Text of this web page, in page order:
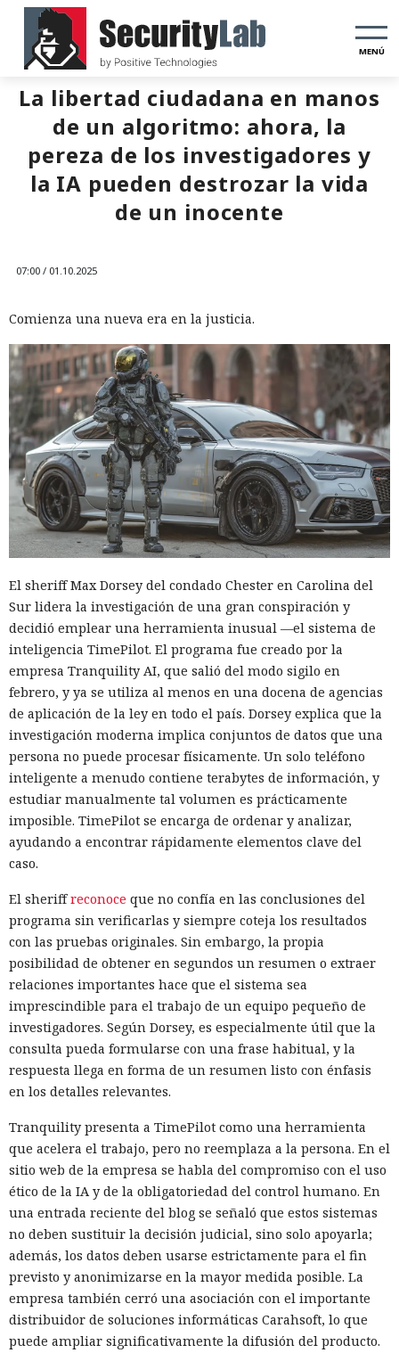
MENÚ
La libertad ciudadana en manos
de un algoritmo: ahora, la
pereza de los investigadores y
la IA pueden destrozar la vida
de un inocente
07:00 / 01.10.2025
Comienza una nueva era en la justicia.
El sheriff Max Dorsey del condado Chester en Carolina del
Sur lidera la investigación de una gran conspiración y
decidió emplear una herramienta inusual —el sistema de
inteligencia TimePilot. El programa fue creado por la
empresa Tranquility AI, que salió del modo sigilo en
febrero, y ya se utiliza al menos en una docena de agencias
de aplicación de la ley en todo el país. Dorsey explica que la
investigación moderna implica conjuntos de datos que una
persona no puede procesar físicamente. Un solo teléfono
inteligente a menudo contiene terabytes de información, y
estudiar manualmente tal volumen es prácticamente
imposible. TimePilot se encarga de ordenar y analizar,
ayudando a encontrar rápidamente elementos clave del
caso.
El sheriffreconoce que no confía en las conclusiones del
programa sin verificarlas y siempre coteja los resultados
con las pruebas originales. Sin embargo, la propia
posibilidad de obtener en segundos un resumen o extraer
relaciones importantes hace que el sistema sea
imprescindible para el trabajo de un equipo pequeño de
investigadores. Según Dorsey, es especialmente útil que la
consulta pueda formularse con una frase habitual, y la
respuesta llega en forma de un resumen listo con énfasis
en los detalles relevantes.
Tranquility presenta a TimePilot como una herramienta
que acelera el trabajo, pero no reemplaza a la persona. En el
sitio web de la empresa se habla del compromiso con el uso
ético de la IA y de la obligatoriedad del control humano. En
una entrada reciente del blog se señaló que estos sistemas
no deben sustituir la decisión judicial, sino solo apoyarla;
además, los datos deben usarse estrictamente para el fin
previsto y anonimizarse en la mayor medida posible. La
empresa también cerró una asociación con el importante
distribuidor de soluciones informáticas Carahsoft, lo que
puede ampliar significativamente la difusión del producto.